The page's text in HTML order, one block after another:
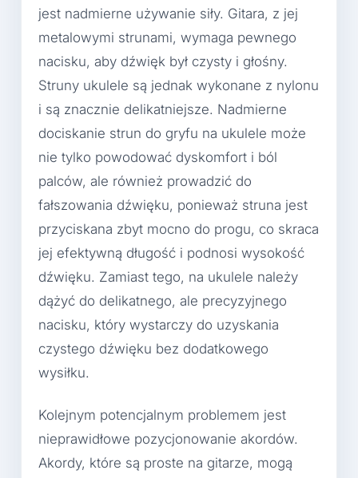
jest nadmierne używanie siły. Gitara, z jej
metalowymi strunami, wymaga pewnego
nacisku, aby dźwięk był czysty i głośny.
Struny ukulele są jednak wykonane z nylonu
i są znacznie delikatniejsze. Nadmierne
dociskanie strun do gryfu na ukulele może
nie tylko powodować dyskomfort i ból
palców, ale również prowadzić do
fałszowania dźwięku, ponieważ struna jest
przyciskana zbyt mocno do progu, co skraca
jej efektywną długość i podnosi wysokość
dźwięku. Zamiast tego, na ukulele należy
dążyć do delikatnego, ale precyzyjnego
nacisku, który wystarczy do uzyskania
czystego dźwięku bez dodatkowego
wysiłku.
Kolejnym potencjalnym problemem jest
nieprawidłowe pozycjonowanie akordów.
Akordy, które są proste na gitarze, mogą